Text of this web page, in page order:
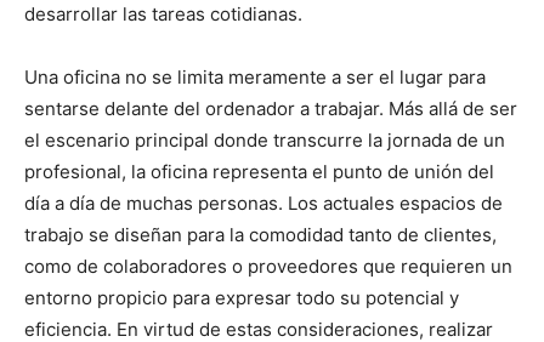
desarrollar las tareas cotidianas.
Una oficina no se limita meramente a ser el lugar para
sentarse delante del ordenador a trabajar. Más allá de ser
el escenario principal donde transcurre la jornada de un
profesional, la oficina representa el punto de unión del
día a día de muchas personas. Los actuales espacios de
trabajo se diseñan para la comodidad tanto de clientes,
como de colaboradores o proveedores que requieren un
entorno propicio para expresar todo su potencial y
eficiencia. En virtud de estas consideraciones, realizar